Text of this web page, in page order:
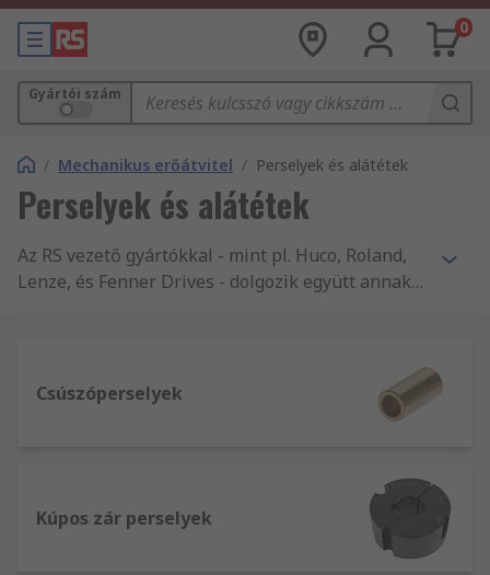
0
Gyártói szám
/ Mechanikus erőátvitel / Perselyek és alátétek
Perselyek és alátétek
Az RS vezető gyártókkal - mint pl. Huco, Roland,
Lenze, és Fenner Drives - dolgozik együtt annak
minőségre tehet szert kedvező áron.
Csúszóperselyek
Kúpos zár perselyek